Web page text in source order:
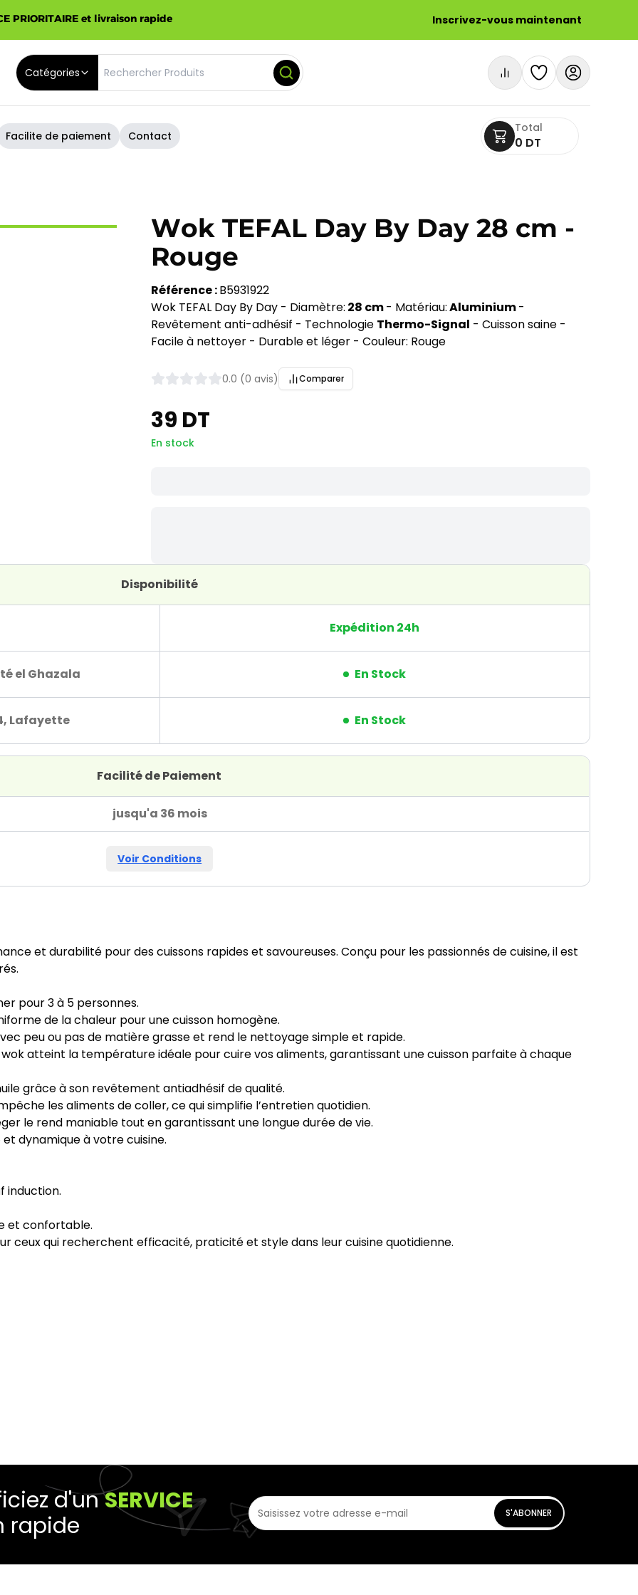
PRIORITAIRE et livraison rapide Inscrivez-vous maintenant
Catégories
Facilite de paiement Contact
Total
0 DT
Wok TEFAL Day By Day 28 cm -
Rouge
Référence :B5931922
Wok TEFAL Day By Day - Diamètre: 28 cm- Matériau:Aluminium-
Revêtement anti-adhésif - Technologie Thermo-Signal - Cuisson saine -
Facile à nettoyer - Durable et léger - Couleur: Rouge
0.0 (0 avis) Comparer
39 DT
En stock
Disponibilité
Expédition 24h
el Ghazala En Stock
Lafayette En Stock
Facilité de Paiement
jusqu'a 36 mois
Voir Conditions
et durabilité pour des cuissons rapides et savoureuses. Conçu pour les passionnés de cuisine, il est
pour 3 à 5 personnes.
de la chaleur pour une cuisson homogène.
peu ou pas de matière grasse et rend le nettoyage simple et rapide.
wok atteint la température idéale pour cuire vos aliments, garantissant une cuisson parfaite à chaque
grâce à son revêtement antiadhésif de qualité.
les aliments de coller, ce qui simplifie l’entretien quotidien.
le rend maniable tout en garantissant une longue durée de vie.
dynamique à votre cuisine.
induction.
et confortable.
ceux qui recherchent efficacité, praticité et style dans leur cuisine quotidienne.
d'unSERVICE
rapide S'ABONNER